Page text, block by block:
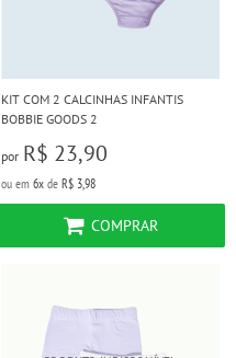
KIT COM 2 CALCINHAS INFANTIS
BOBBIE GOODS 2
por R$ 23,90
ou em 6x de R$ 3,98
COMPRAR